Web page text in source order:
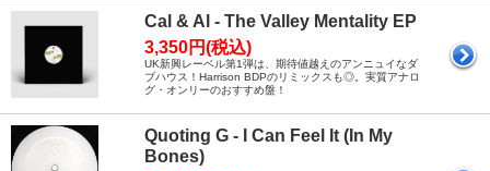
Cal & Al - The Valley Mentality EP
3,350円(税込)
UK新興レーベル第1弾は、期待値越えのアンニュイなダ
ブハウス！Harrison BDPのリミックスも◎。実質アナロ
グ・オンリーのおすすめ盤！
Quoting G - I Can Feel It (In My
Bones)